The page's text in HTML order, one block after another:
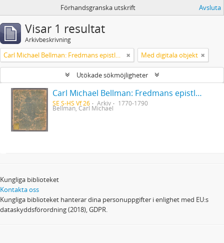
Förhandsgranska utskrift Avsluta
Visar 1 resultat
Arkivbeskrivning
Carl Michael Bellman: Fredmans epistlar [Nechers ex.]. Ep. 1-50 Med digitala objekt
Utökade sökmöjligheter
Carl Michael Bellman: Fredmans epistlar [Nechers ex.]. Ep. 1-50
SE S-HS Vf 26 Arkiv 1770-1790
Bellman, Carl Michael
Kungliga biblioteket
Kontakta oss
Kungliga biblioteket hanterar dina personuppgifter i enlighet med EU:s
dataskyddsförordning (2018), GDPR.